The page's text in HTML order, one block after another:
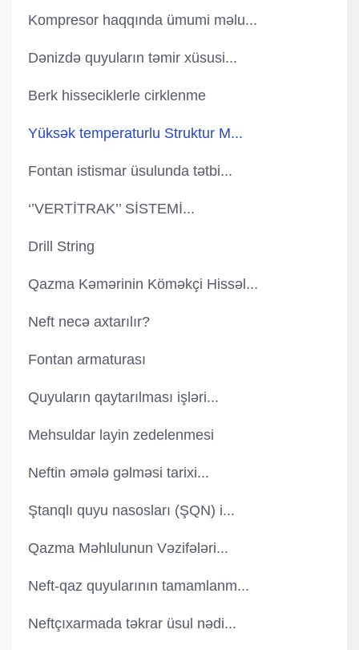
Kompresor haqqında ümumi məlu...
Dənizdə quyuların təmir xüsusi...
Berk hisseciklerle cirklenme
Yüksək temperaturlu Struktur M...
Fontan istismar üsulunda tətbi...
‘’VERTİTRAK’’ SİSTEMİ...
Drill String
Qazma Kəmərinin Köməkçi Hissəl...
Neft necə axtarılır?
Fontan armaturası
Quyuların qaytarılması işləri...
Mehsuldar layin zedelenmesi
Neftin əmələ gəlməsi tarixi...
Ştanqlı quyu nasosları (ŞQN) i...
Qazma Məhlulunun Vəzifələri...
Neft-qaz quyularının tamamlanm...
Neftçıxarmada təkrar üsul nədi...